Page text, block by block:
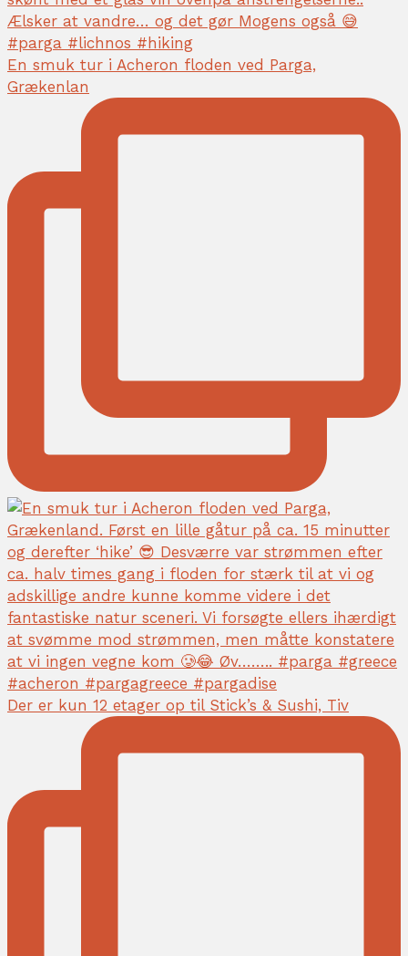
En smuk tur i Acheron floden ved Parga,
Grækenlan
Der er kun 12 etager op til Stick’s & Sushi, Tiv